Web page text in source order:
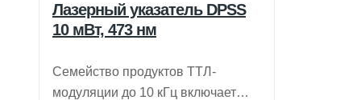
Лазерный указатель DPSS
10 мВт, 473 нм
Семейство продуктов ТТЛ-
модуляции до 10 кГц включает